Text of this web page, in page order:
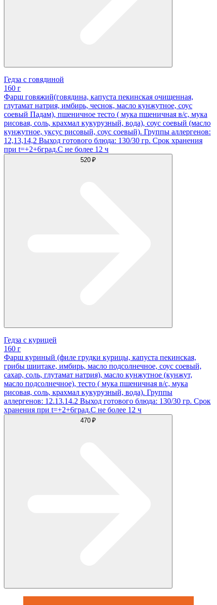
Гедза с говядиной
160 г
Фарш говяжий(говядина, капуста пекинская очищенная,
глутамат натрия, имбирь, чеснок, масло кунжутное, соус
соевый Падам), пшеничное тесто ( мука пшеничная в/с, мука
рисовая, соль, крахмал кукурузный, вода), соус соевый (масло
кунжутное, уксус рисовый, соус соевый). Группы аллергенов:
12,13,14,2 Выход готового блюда: 130/30 гр. Срок хранения
при t=+2+6град.С не более 12 ч
520 ₽
Гедза с курицей
160 г
Фарш куриный (филе грудки курицы, капуста пекинская,
грибы шиитаке, имбирь, масло подсолнечное, соус соевый,
сахар, соль, глутамат натрия), масло кунжутное (кунжут,
масло подсолнечное), тесто ( мука пшеничная в/с, мука
рисовая, соль, крахмал кукурузный, вода). Группы
аллергенов: 12.13.14.2 Выход готового блюда: 130/30 гр. Срок
хранения при t=+2+6град.С не более 12 ч
470 ₽